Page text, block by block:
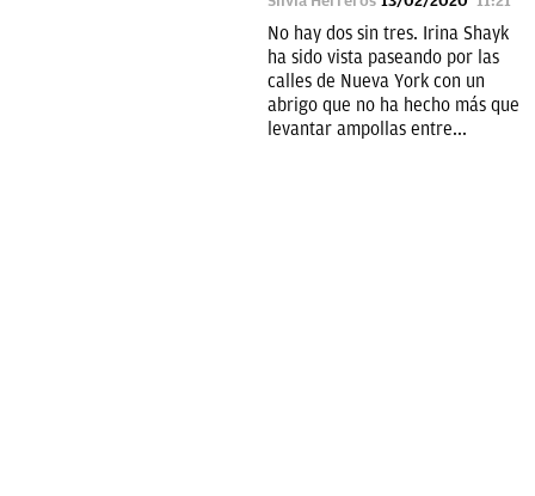
No hay dos sin tres. Irina Shayk
ha sido vista paseando por las
calles de Nueva York con un
abrigo que no ha hecho más que
levantar ampollas entre...